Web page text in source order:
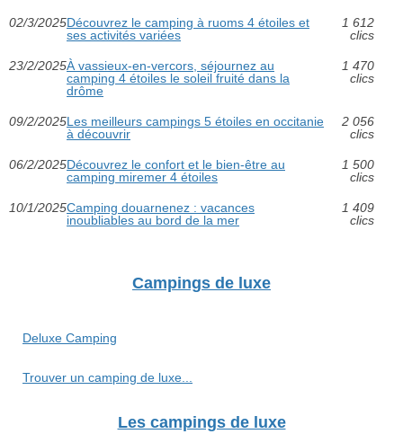
02/3/2025Découvrez le camping à ruoms 4 étoiles et
ses activités variées
1 612
clics
23/2/2025À vassieux-en-vercors, séjournez au
camping 4 étoiles le soleil fruité dans la
drôme
1 470
clics
09/2/2025Les meilleurs campings 5 étoiles en occitanie
à découvrir
2 056
clics
06/2/2025Découvrez le confort et le bien-être au
camping miremer 4 étoiles
1 500
clics
10/1/2025Camping douarnenez : vacances
inoubliables au bord de la mer
1 409
clics
Campings de luxe
Deluxe Camping
Trouver un camping de luxe...
Les campings de luxe